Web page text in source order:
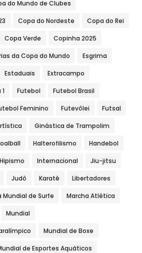
do Mundo de Clubes
Copa do Nordeste Copa do Rei
Copa Verde Copinha 2025
da Copa do Mundo Esgrima
Estaduais Extracampo
Futebol Futebol Brasil
Feminino Futevôlei Futsal
Ginástica de Trampolim
Halterofilismo Handebol
Hipismo Internacional Jiu-jitsu
Judô Karatê Libertadores
Mundial de Surfe Marcha Atlética
Mundial
Mundial de Boxe
de Esportes Aquáticos